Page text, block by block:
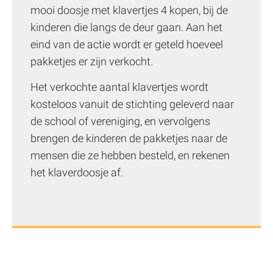
mooi doosje met klavertjes 4 kopen, bij de
kinderen die langs de deur gaan. Aan het
eind van de actie wordt er geteld hoeveel
pakketjes er zijn verkocht.
Het verkochte aantal klavertjes wordt
kosteloos vanuit de stichting geleverd naar
de school of vereniging, en vervolgens
brengen de kinderen de pakketjes naar de
mensen die ze hebben besteld, en rekenen
het klaverdoosje af.